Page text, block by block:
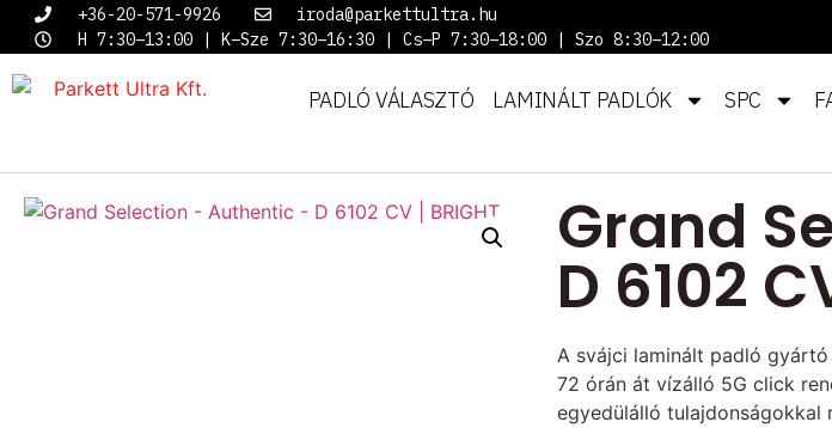
+36-20-571-9926
iroda@parkettultra.hu
H 7:30–13:00 | K–Sze 7:30–16:30 | Cs–P 7:30–18:00 | Szo 8:30–12:00
PADLÓ VÁLASZTÓ LAMINÁLT PADLÓK SPC
Grand
D 6102
A svájci laminált padló
72 órán át vízálló 5G click
egyedülálló tulajdonságokkal